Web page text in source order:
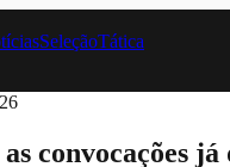
SeleçãoTática
convocações já